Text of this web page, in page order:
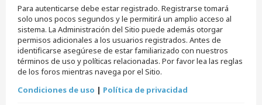
Para autenticarse debe estar registrado. Registrarse tomará
solo unos pocos segundos y le permitirá un amplio acceso al
sistema. La Administración del Sitio puede además otorgar
permisos adicionales a los usuarios registrados. Antes de
identificarse asegúrese de estar familiarizado con nuestros
términos de uso y políticas relacionadas. Por favor lea las reglas
de los foros mientras navega por el Sitio.
Condiciones de uso | Política de privacidad